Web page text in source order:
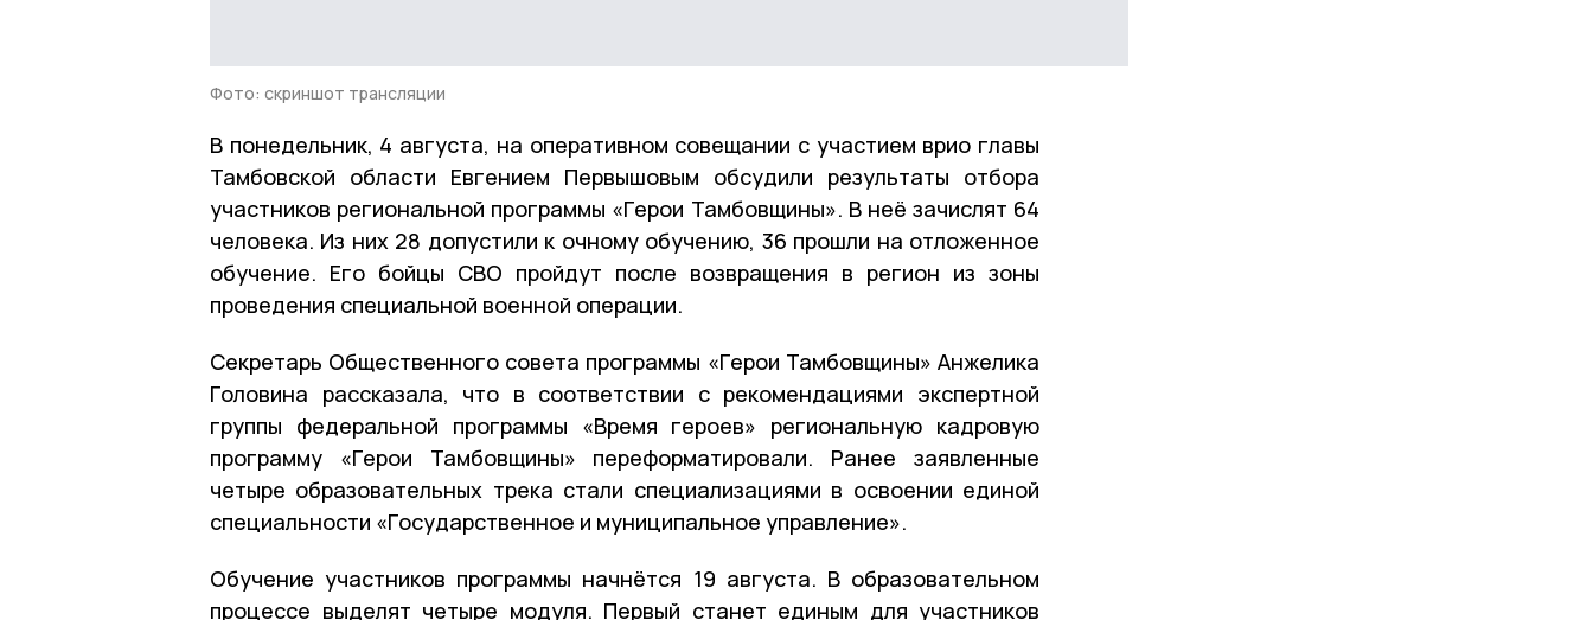
Фото: скриншот трансляции
В понедельник, 4 августа, на оперативном совещании с участием врио главы
Тамбовской области Евгением Первышовым обсудили результаты отбора
участников региональной программы «Герои Тамбовщины». В неё зачислят 64
человека. Из них 28 допустили к очному обучению, 36 прошли на отложенное
обучение. Его бойцы СВО пройдут после возвращения в регион из зоны
проведения специальной военной операции.
Секретарь Общественного совета программы «Герои Тамбовщины» Анжелика
Головина рассказала, что в соответствии с рекомендациями экспертной
группы федеральной программы «Время героев» региональную кадровую
программу «Герои Тамбовщины» переформатировали. Ранее заявленные
четыре образовательных трека стали специализациями в освоении единой
специальности «Государственное и муниципальное управление».
Обучение участников программы начнётся 19 августа. В образовательном
процессе выделят четыре модуля. Первый станет единым для участников